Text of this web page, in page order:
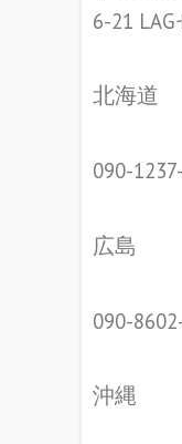
6-21
北海道
090-
広島
090-
沖縄